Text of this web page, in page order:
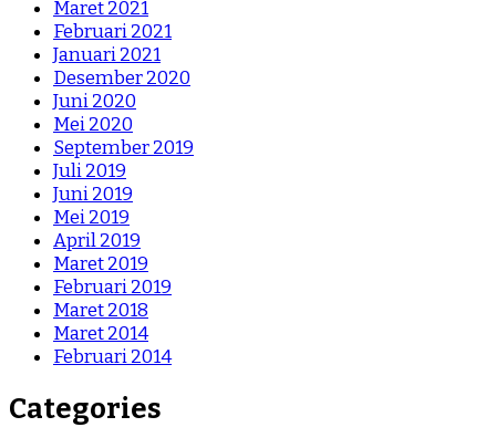
Maret 2021
Februari 2021
Januari 2021
Desember 2020
Juni 2020
Mei 2020
September 2019
Juli 2019
Juni 2019
Mei 2019
April 2019
Maret 2019
Februari 2019
Maret 2018
Maret 2014
Februari 2014
Categories